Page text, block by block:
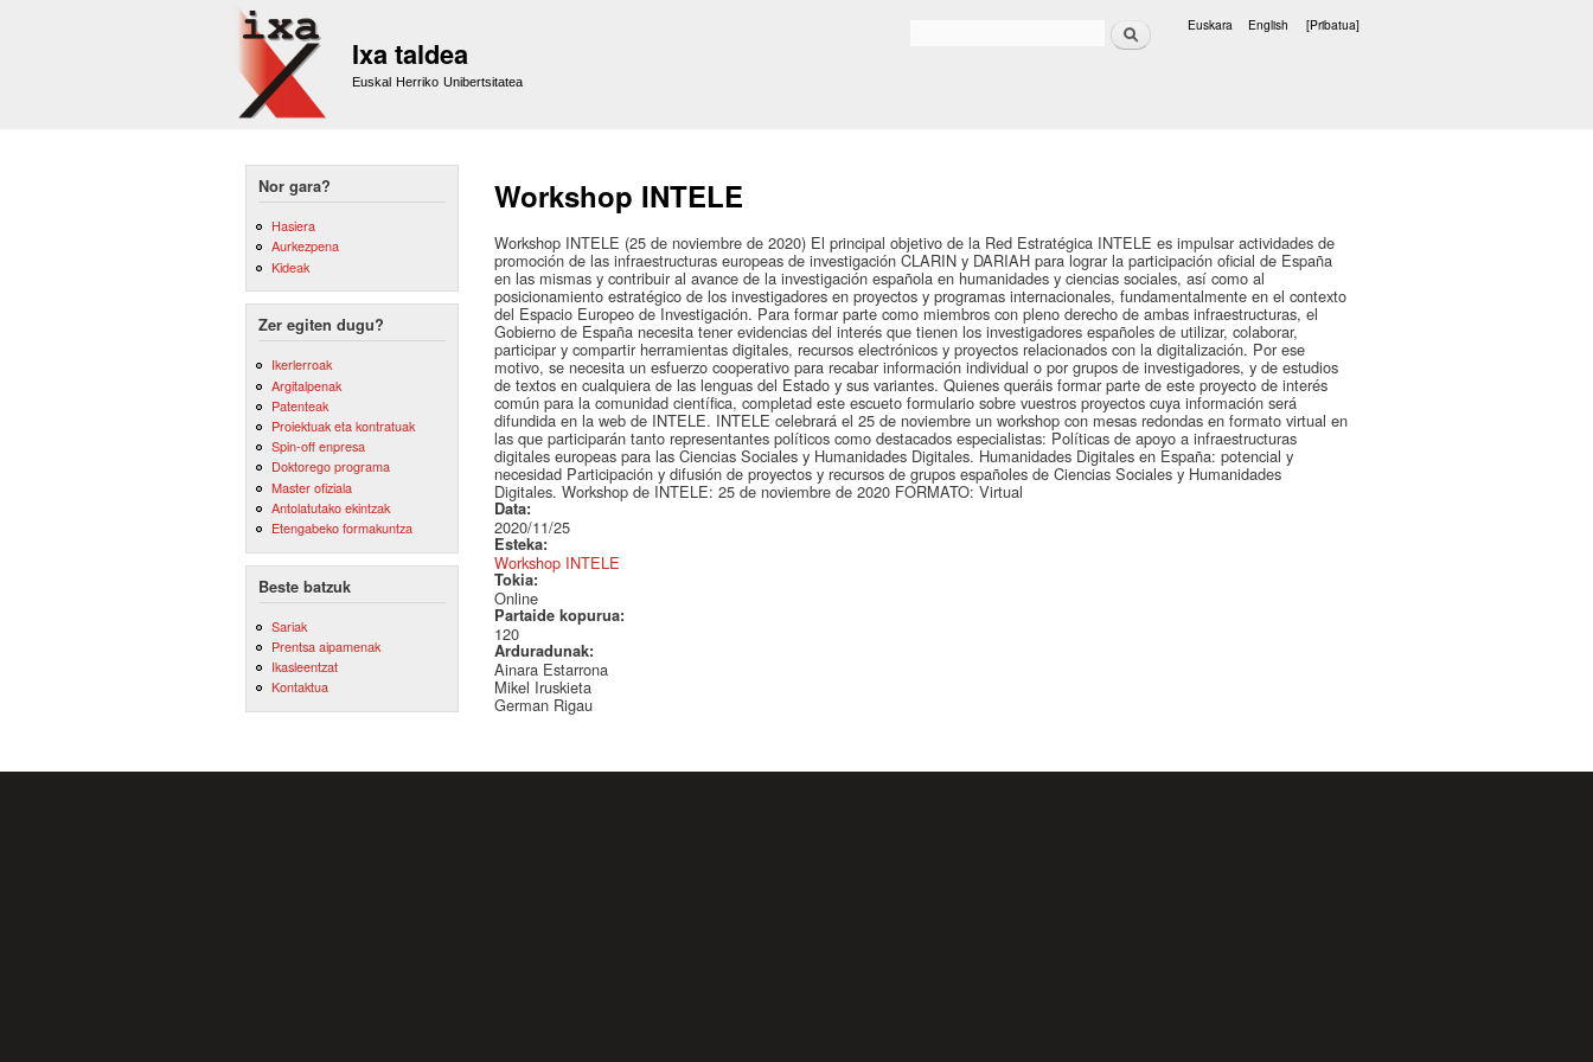
Ixa taldea
Euskal Herriko Unibertsitatea
Bilatu Euskara English [Pribatua]
Nor gara?
Hasiera
Aurkezpena
Kideak
Zer egiten dugu?
Ikerlerroak
Argitalpenak
Patenteak
Proiektuak eta kontratuak
Spin-off enpresa
Doktorego programa
Master ofiziala
Antolatutako ekintzak
Etengabeko formakuntza
Beste batzuk
Sariak
Prentsa aipamenak
Ikasleentzat
Kontaktua
Workshop INTELE
Workshop INTELE (25 de noviembre de 2020) El principal objetivo de la Red Estratégica INTELE es impulsar actividades de
promoción de las infraestructuras europeas de investigación CLARIN y DARIAH para lograr la participación oficial de España
en las mismas y contribuir al avance de la investigación española en humanidades y ciencias sociales, así como al
posicionamiento estratégico de los investigadores en proyectos y programas internacionales, fundamentalmente en el contexto
del Espacio Europeo de Investigación. Para formar parte como miembros con pleno derecho de ambas infraestructuras, el
Gobierno de España necesita tener evidencias del interés que tienen los investigadores españoles de utilizar, colaborar,
participar y compartir herramientas digitales, recursos electrónicos y proyectos relacionados con la digitalización. Por ese
motivo, se necesita un esfuerzo cooperativo para recabar información individual o por grupos de investigadores, y de estudios
de textos en cualquiera de las lenguas del Estado y sus variantes. Quienes queráis formar parte de este proyecto de interés
común para la comunidad científica, completad este escueto formulario sobre vuestros proyectos cuya información será
difundida en la web de INTELE. INTELE celebrará el 25 de noviembre un workshop con mesas redondas en formato virtual en
las que participarán tanto representantes políticos como destacados especialistas: Políticas de apoyo a infraestructuras
digitales europeas para las Ciencias Sociales y Humanidades Digitales. Humanidades Digitales en España: potencial y
necesidad Participación y difusión de proyectos y recursos de grupos españoles de Ciencias Sociales y Humanidades
Digitales. Workshop de INTELE: 25 de noviembre de 2020 FORMATO: Virtual
Data:
2020/11/25
Esteka:
Workshop INTELE
Tokia:
Online
Partaide kopurua:
120
Arduradunak:
Ainara Estarrona
Mikel Iruskieta
German Rigau